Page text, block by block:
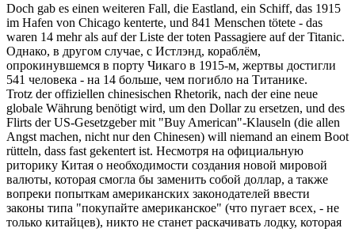
Doch gab es einen weiteren Fall, die Eastland, ein Schiff, das 1915
im Hafen von Chicago kenterte, und 841 Menschen tötete - das
waren 14 mehr als auf der Liste der toten Passagiere auf der Titanic.
Однако, в другом случае, с Истлэнд, кораблём,
опрокинувшемся в порту Чикаго в 1915-м, жертвы достигли
541 человека - на 14 больше, чем погибло на Титанике.
Trotz der offiziellen chinesischen Rhetorik, nach der eine neue
globale Währung benötigt wird, um den Dollar zu ersetzen, und des
Flirts der US-Gesetzgeber mit "Buy American"-Klauseln (die allen
Angst machen, nicht nur den Chinesen) will niemand an einem Boot
rütteln, dass fast gekentert ist. Несмотря на официальную
риторику Китая о необходимости создания новой мировой
валюты, которая смогла бы заменить собой доллар, а также
вопреки попыткам американских законодателей ввести
законы типа "покупайте американское" (что пугает всех, - не
только китайцев), никто не станет раскачивать лодку, которая